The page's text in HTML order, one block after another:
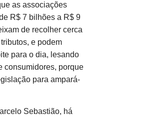
as associações
R$ 7 bilhões a R$ 9
de recolher cerca
e podem
para o dia, lesando
consumidores, porque
para ampará-
Sebastião, há